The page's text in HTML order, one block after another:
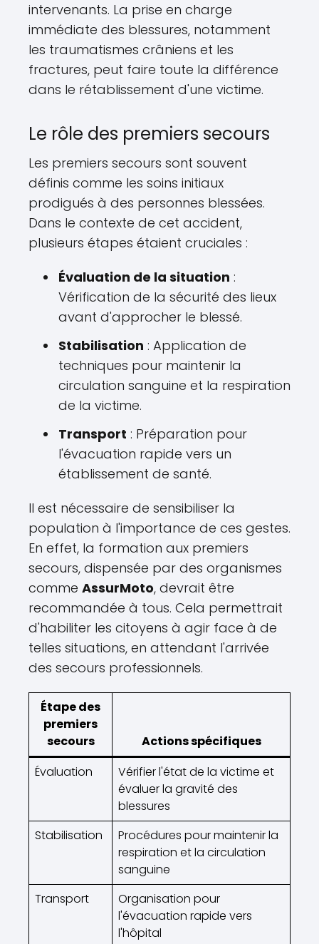
intervenants. La prise en charge
immédiate des blessures, notamment
les traumatismes crâniens et les
fractures, peut faire toute la différence
dans le rétablissement d'une victime.
Le rôle des premiers secours
Les premiers secours sont souvent
définis comme les soins initiaux
prodigués à des personnes blessées.
Dans le contexte de cet accident,
plusieurs étapes étaient cruciales :
Évaluation de la situation :
Vérification de la sécurité des lieux
avant d'approcher le blessé.
Stabilisation : Application de
techniques pour maintenir la
circulation sanguine et la respiration
de la victime.
Transport : Préparation pour
l'évacuation rapide vers un
établissement de santé.
Il est nécessaire de sensibiliser la
population à l'importance de ces gestes.
En effet, la formation aux premiers
secours, dispensée par des organismes
comme AssurMoto, devrait être
recommandée à tous. Cela permettrait
d'habiliter les citoyens à agir face à de
telles situations, en attendant l'arrivée
des secours professionnels.
Étape des
premiers
secours
Actions spécifiques
Évaluation
Vérifier l'état de la victime et
évaluer la gravité des
blessures
Stabilisation
Procédures pour maintenir la
respiration et la circulation
sanguine
Transport
Organisation pour
l'évacuation rapide vers
l'hôpital